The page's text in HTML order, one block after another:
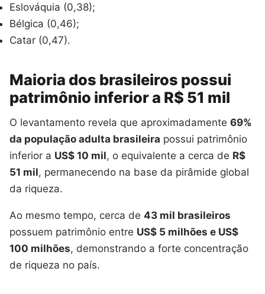
Eslováquia (0,38);
Bélgica (0,46);
Catar (0,47).
Maioria dos brasileiros possui
patrimônio inferior a R$ 51 mil
O levantamento revela que aproximadamente 69%
da população adulta brasileira possui patrimônio
inferior a US$ 10 mil, o equivalente a cerca de R$
51 mil, permanecendo na base da pirâmide global
da riqueza.
Ao mesmo tempo, cerca de 43 mil brasileiros
possuem patrimônio entre US$ 5 milhões e US$
100 milhões, demonstrando a forte concentração
de riqueza no país.